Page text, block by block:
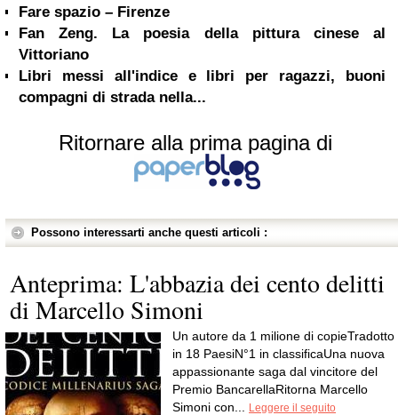
Fare spazio – Firenze
Fan Zeng. La poesia della pittura cinese al
Vittoriano
Libri messi all'indice e libri per ragazzi, buoni
compagni di strada nella...
Ritornare alla prima pagina di
Possono interessarti anche questi articoli :
Anteprima: L'abbazia dei cento delitti
di Marcello Simoni
Un autore da 1 milione di copieTradotto
in 18 PaesiN°1 in classificaUna nuova
appassionante saga dal vincitore del
Premio BancarellaRitorna Marcello
Simoni con...
Leggere il seguito